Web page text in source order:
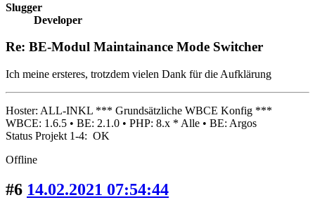
Slugger
Developer
Re: BE-Modul Maintainance Mode Switcher
Ich meine ersteres, trotzdem vielen Dank für die Aufklärung
Hoster: ALL-INKL *** Grundsätzliche WBCE Konfig ***
WBCE: 1.6.5 • BE: 2.1.0 • PHP: 8.x * Alle • BE: Argos
Status Projekt 1-4: OK
Offline
#6 14.02.2021 07:54:44